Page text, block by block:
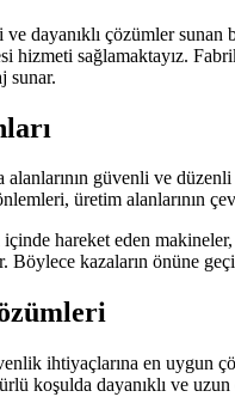
dayanıklı çözümler
sağlamaktayız.
sunar.
güvenli ve
üretim alanlarının
hareket eden
kazaların önüne
ihtiyaçlarına en uygun
koşulda dayanıklı ve